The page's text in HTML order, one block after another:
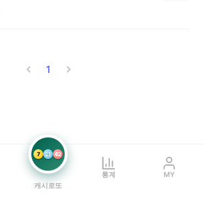
1
7 21 42
캐시로또
통계 MY